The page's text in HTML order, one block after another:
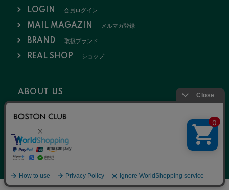
LOGIN 会員ログイン
MAIL MAGAZIN メルマガ登録
BRAND 取扱ブランド
REAL SHOP ショップ
ABOUT US
ポリシー
2020 © NULL K.K.